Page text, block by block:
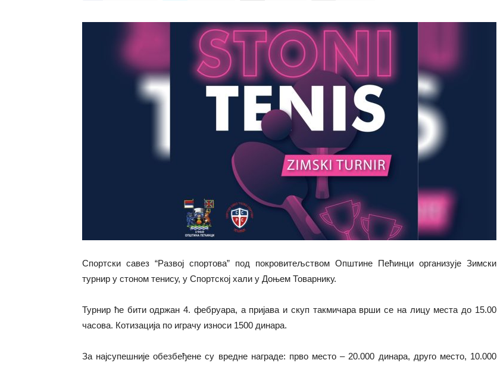
Спортски савез “Развој спортова” под покровитељством Општине Пећинци организује Зимски
турнир у стоном тенису, у Спортској хали у Доњем Товарнику.
Турнир ће бити одржан 4. фебруара, а пријава и скуп такмичара врши се на лицу места до 15.00
часова. Котизација по играчу износи 1500 динара.
За најсупешније обезбеђене су вредне награде: прво место – 20.000 динара, друго место, 10.000